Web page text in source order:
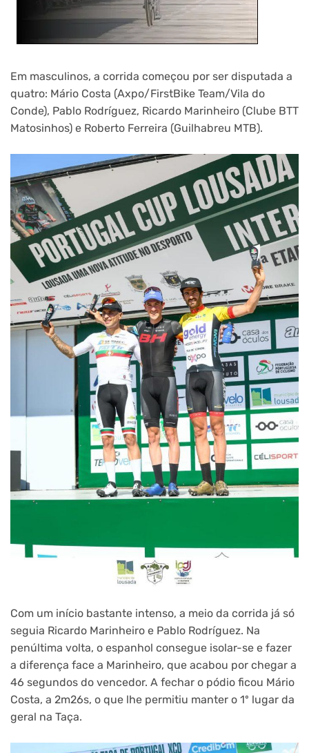
Em masculinos, a corrida começou por ser disputada a
quatro: Mário Costa (Axpo/FirstBike Team/Vila do
Conde), Pablo Rodríguez, Ricardo Marinheiro (Clube BTT
Matosinhos) e Roberto Ferreira (Guilhabreu MTB).
Com um início bastante intenso, a meio da corrida já só
seguia Ricardo Marinheiro e Pablo Rodríguez. Na
penúltima volta, o espanhol consegue isolar-se e fazer
a diferença face a Marinheiro, que acabou por chegar a
46 segundos do vencedor. A fechar o pódio ficou Mário
Costa, a 2m26s, o que lhe permitiu manter o 1º lugar da
geral na Taça.